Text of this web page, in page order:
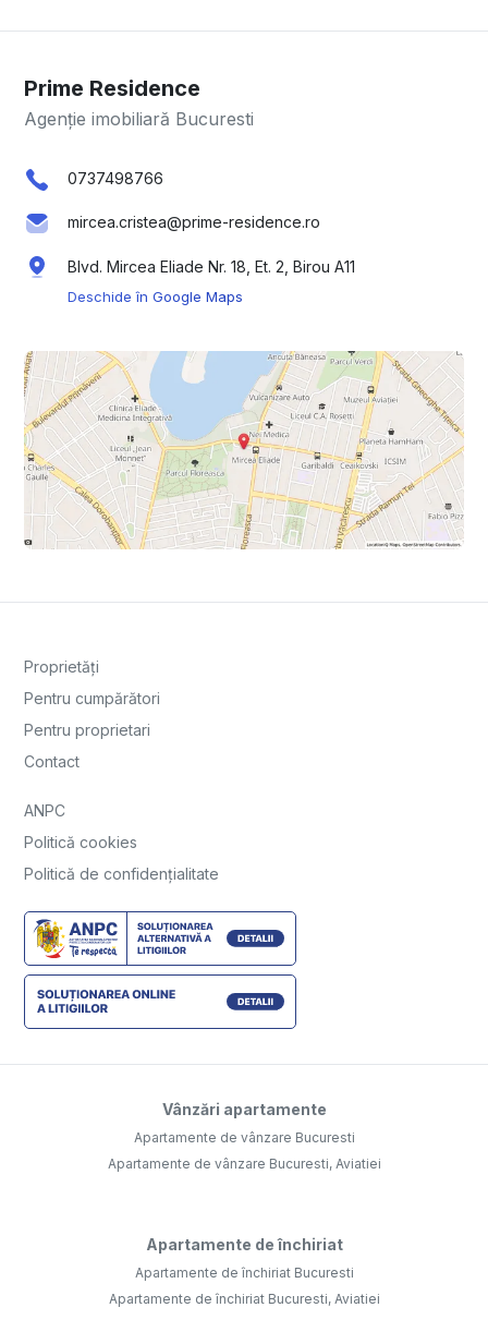
Prime Residence
Agenție imobiliară Bucuresti
0737498766
mircea.cristea@prime-residence.ro
Blvd. Mircea Eliade Nr. 18, Et. 2, Birou A11
Deschide în Google Maps
Proprietăți
Pentru cumpărători
Pentru proprietari
Contact
ANPC
Politică cookies
Politică de confidențialitate
Vânzări apartamente
Apartamente de vânzare Bucuresti
Apartamente de vânzare Bucuresti, Aviatiei
Apartamente de închiriat
Apartamente de închiriat Bucuresti
Apartamente de închiriat Bucuresti, Aviatiei